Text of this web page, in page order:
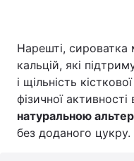
Нарешті, сироватка
кальцій, які
і щільність
фізичної активності
натуральною
без доданого цукру.